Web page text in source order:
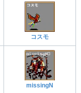
コスモ
missingN